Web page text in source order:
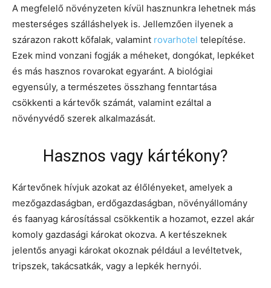
A megfelelő növényzeten kívül hasznunkra lehetnek más
mesterséges szálláshelyek is. Jellemzően ilyenek a
szárazon rakott kőfalak, valamint rovarhotel telepítése.
Ezek mind vonzani fogják a méheket, dongókat, lepkéket
és más hasznos rovarokat egyaránt. A biológiai
egyensúly, a természetes összhang fenntartása
csökkenti a kártevők számát, valamint ezáltal a
növényvédő szerek alkalmazását.
Hasznos vagy kártékony?
Kártevőnek hívjuk azokat az élőlényeket, amelyek a
mezőgazdaságban, erdőgazdaságban, növényállomány
és faanyag károsítással csökkentik a hozamot, ezzel akár
komoly gazdasági károkat okozva. A kertészeknek
jelentős anyagi károkat okoznak például a levéltetvek,
tripszek, takácsatkák, vagy a lepkék hernyói.